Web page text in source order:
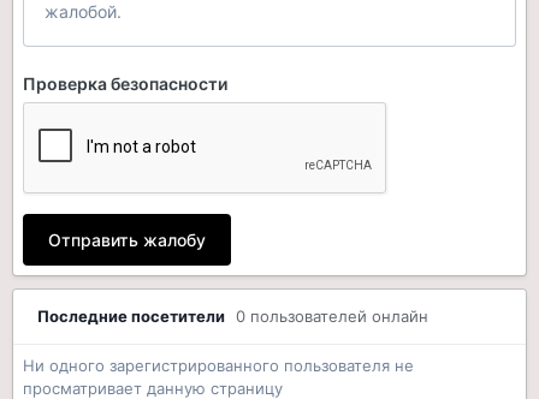
жалобой.
Проверка безопасности
Отправить жалобу
Последние посетители 0 пользователей онлайн
Ни одного зарегистрированного пользователя не
просматривает данную страницу